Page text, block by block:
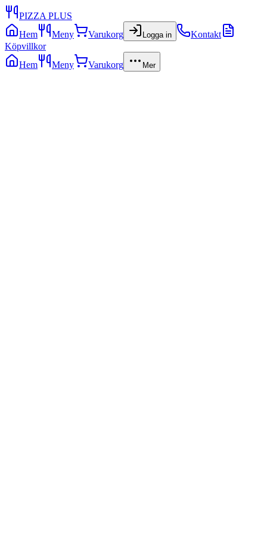
PIZZA PLUS
Hem
Meny Varukorg Logga in
Kontakt
Köpvillkor
Hem
Meny Varukorg Mer